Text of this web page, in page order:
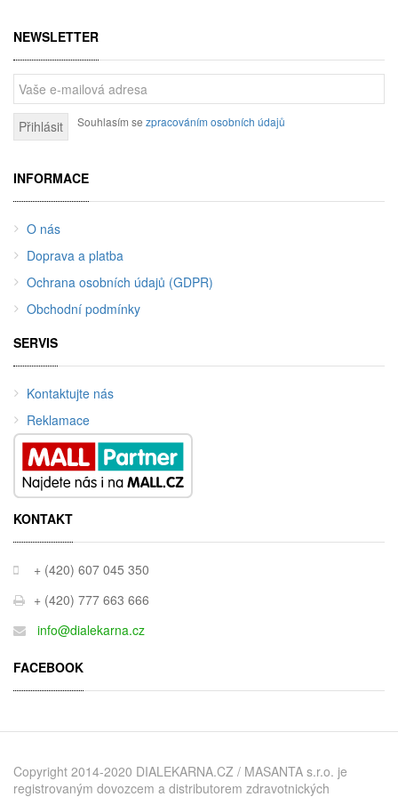
NEWSLETTER
Přihlásit Souhlasím se zpracováním osobních údajů
INFORMACE
O nás
Doprava a platba
Ochrana osobních údajů (GDPR)
Obchodní podmínky
SERVIS
Kontaktujte nás
Reklamace
KONTAKT
+ (420) 607 045 350
+ (420) 777 663 666
info@dialekarna.cz
FACEBOOK
Copyright 2014-2020 DIALEKARNA.CZ / MASANTA s.r.o. je
registrovaným dovozcem a distributorem zdravotnických